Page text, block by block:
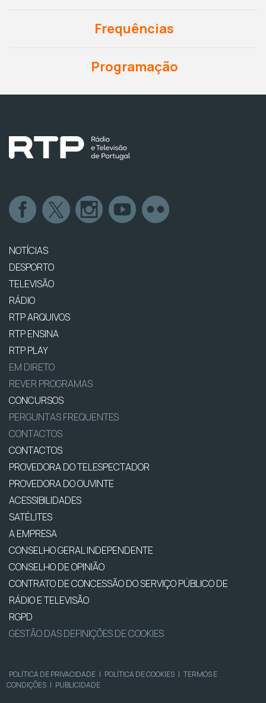
Frequências
Programação
NOTÍCIAS
DESPORTO
TELEVISÃO
RÁDIO
RTP ARQUIVOS
RTP ENSINA
RTP PLAY
EM DIRETO
REVER PROGRAMAS
CONCURSOS
PERGUNTAS FREQUENTES
CONTACTOS
CONTACTOS
PROVEDORA DO TELESPECTADOR
PROVEDORA DO OUVINTE
ACESSIBILIDADES
SATÉLITES
A EMPRESA
CONSELHO GERAL INDEPENDENTE
CONSELHO DE OPINIÃO
CONTRATO DE CONCESSÃO DO SERVIÇO PÚBLICO DE
RÁDIO E TELEVISÃO
RGPD
GESTÃO DAS DEFINIÇÕES DE COOKIES
POLÍTICA DE PRIVACIDADE | POLÍTICA DE COOKIES | TERMOS E
CONDIÇÕES | PUBLICIDADE